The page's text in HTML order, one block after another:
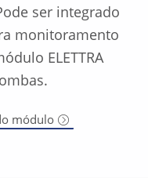
ser integrado
monitoramento
ELETTRA
módulo